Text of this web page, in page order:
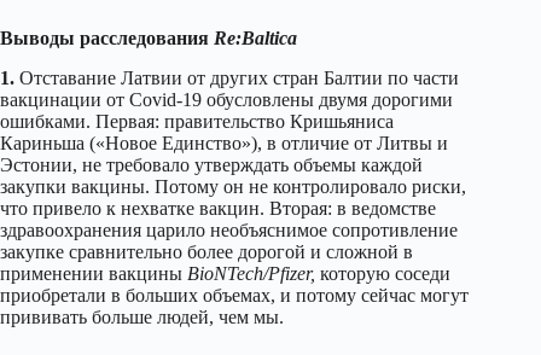
Выводы расследования Re:Baltica
1. Отставание Латвии от других стран Балтии по части
вакцинации от Covid-19 обусловлены двумя дорогими
ошибками. Первая: правительство Кришьяниса
Кариньша («Новое Единство»), в отличие от Литвы и
Эстонии, не требовало утверждать объемы каждой
закупки вакцины. Потому он не контролировало риски,
что привело к нехватке вакцин. Вторая: в ведомстве
здравоохранения царило необъяснимое сопротивление
закупке сравнительно более дорогой и сложной в
применении вакцины BioNTech/Pfizer, которую соседи
приобретали в больших объемах, и потому сейчас могут
прививать больше людей, чем мы.